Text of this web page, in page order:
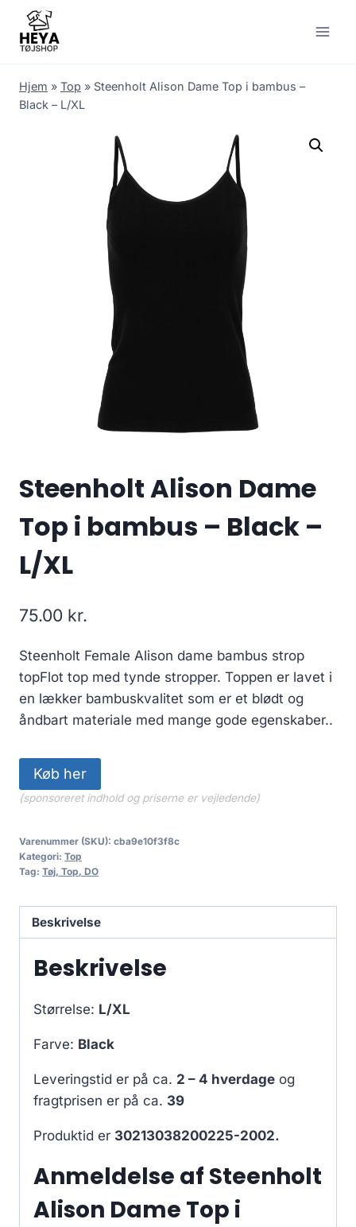
content
Hjem » Top » Steenholt Alison Dame Top i bambus –
Black – L/XL
Steenholt Alison Dame
Top i bambus – Black –
L/XL
75.00 kr.
Steenholt Female Alison dame bambus strop
topFlot top med tynde stropper. Toppen er lavet i
en lækker bambuskvalitet som er et blødt og
åndbart materiale med mange gode egenskaber..
Køb her
(sponsoreret indhold og priserne er vejledende)
Varenummer (SKU): cba9e10f3f8c
Kategori: Top
Tag: Tøj, Top, DO
Beskrivelse
Beskrivelse
Størrelse: L/XL
Farve: Black
Leveringstid er på ca. 2 – 4 hverdage og
fragtprisen er på ca. 39
Produktid er 30213038200225-2002.
Anmeldelse af Steenholt
Alison Dame Top i